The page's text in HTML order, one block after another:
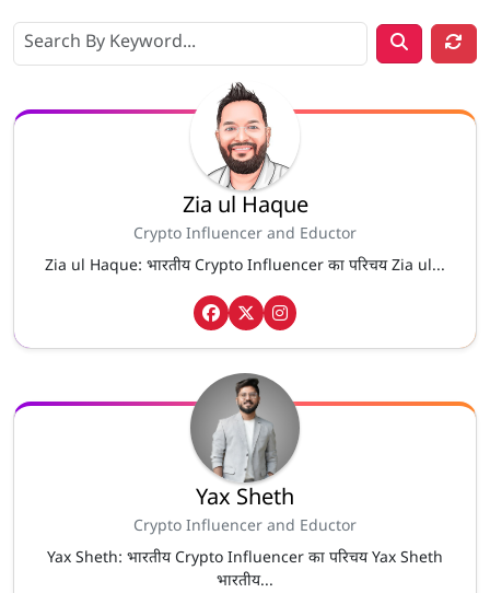
Zia ul Haque
Crypto Influencer and Eductor
Zia ul Haque: भारतीय Crypto Influencer का परिचय Zia ul...
Yax Sheth
Crypto Influencer and Eductor
Yax Sheth: भारतीय Crypto Influencer का परिचय Yax Sheth
भारतीय...